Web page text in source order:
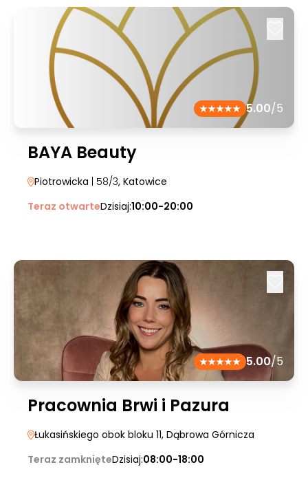
5.00/5
BAYA Beauty
Piotrowicka | 58/3, Katowice
Teraz otwarteDzisiaj:10:00-20:00
5.00/5
Pracownia Brwi i Pazura
Łukasińskiego obok bloku 11, Dąbrowa Górnicza
Teraz zamknięteDzisiaj:08:00-18:00